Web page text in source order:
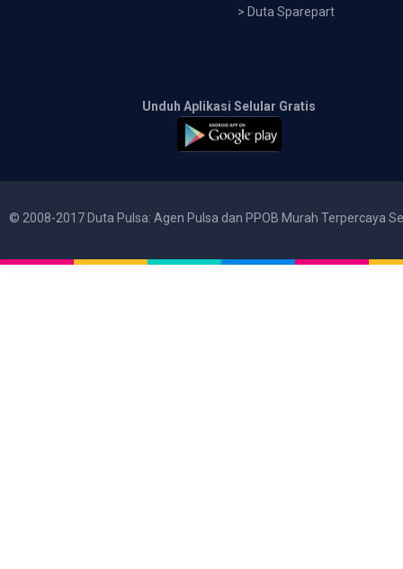
> Duta Sparepart
Unduh Aplikasi Selular Gratis
© 2008-2017 Duta Pulsa: Agen Pulsa dan PPOB Murah Terpercaya